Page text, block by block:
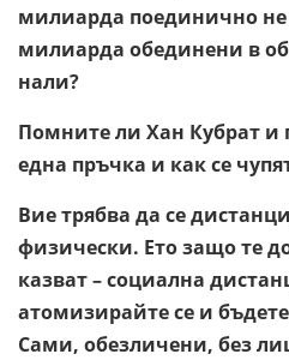
милиарда поединично не
милиарда обединени в
нали?
Помните ли Хан Кубрат и
една пръчка и как се
Вие трябва да се
физически. Ето защо те
казват – социална
атомизирайте се и
Сами, обезличени, без